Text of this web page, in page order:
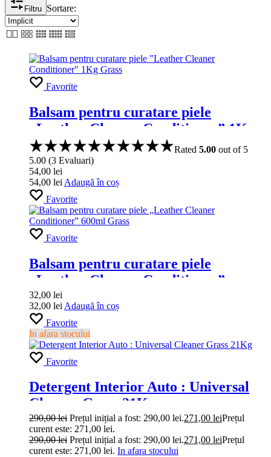
Filtru Sortare:
Favorite
Balsam pentru curatare piele
„Leather Cleaner Conditioner” 1Kg
Grass
Rated 5.00 out of 5
5.00 (3 Evaluari)
54,00 lei
54,00 lei Adaugă în coș
Favorite
Favorite
Balsam pentru curatare piele
„Leather Cleaner Conditioner”
600ml Grass
32,00 lei
32,00 lei Adaugă în coș
Favorite
In afara stocului
Favorite
Detergent Interior Auto : Universal
Cleaner Grass 21Kg
290,00lei Prețul inițial a fost: 290,00 lei.271,00 leiPrețul
curent este: 271,00 lei.
290,00lei Prețul inițial a fost: 290,00 lei.271,00 leiPrețul
curent este: 271,00 lei. In afara stocului